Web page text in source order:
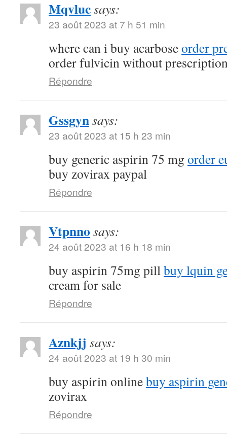
Mqvlucsays:
23 août 2023 at 7 h 51 min
where can i buy acarboseorder
order fulvicin without
Répondre
Gssgynsays:
23 août 2023 at 15 h 23 min
buy generic aspirin 75 mg order
buy zovirax paypal
Répondre
Vtpnno says:
24 août 2023 at 16 h 18 min
buy aspirin 75mg pillbuy lquin
cream for sale
Répondre
Aznkjj says:
24 août 2023 at 19 h 30 min
buy aspirin onlinebuy aspirin
zovirax
Répondre